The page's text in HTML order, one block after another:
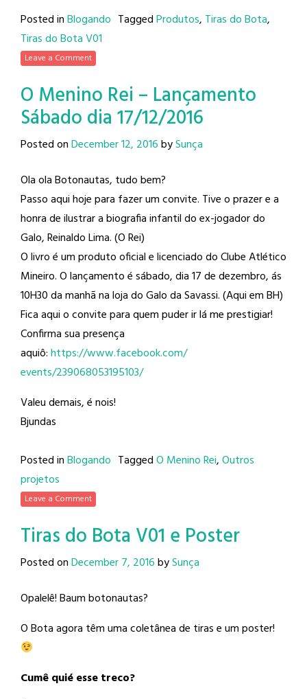
Posted inBlogando TaggedProdutos, Tiras do Bota,
Tiras do Bota V01
Leave a Comment
O Menino Rei – Lançamento
Sábado dia 17/12/2016
Posted onDecember 12, 2016bySunça
Ola ola Botonautas, tudo bem?
Passo aqui hoje para fazer um convite. Tive o prazer e a
honra de ilustrar a biografia infantil do ex-jogador do
Galo, Reinaldo Lima​. (O Rei)
O livro é um produto oficial e licenciado do Clube Atlético
Mineiro​. O lançamento é sábado, dia 17 de dezembro, ás
10H30 da manhã na loja do Galo da Savassi. (Aqui em BH)
Fica aqui o convite para quem puder ir lá me prestigiar!
Confirma sua presença
aquiô:https://www.facebook.com/
events/239068053195103/
Valeu demais, é nois!
Bjundas
Posted inBlogando TaggedO Menino Rei,Outros
projetos
Leave a Comment
Tiras do Bota V01 e Poster
Posted onDecember 7, 2016bySunça
Opalelê! Baum botonautas?
O Bota agora têm uma coletânea de tiras e um poster!
Cumê quié esse treco?